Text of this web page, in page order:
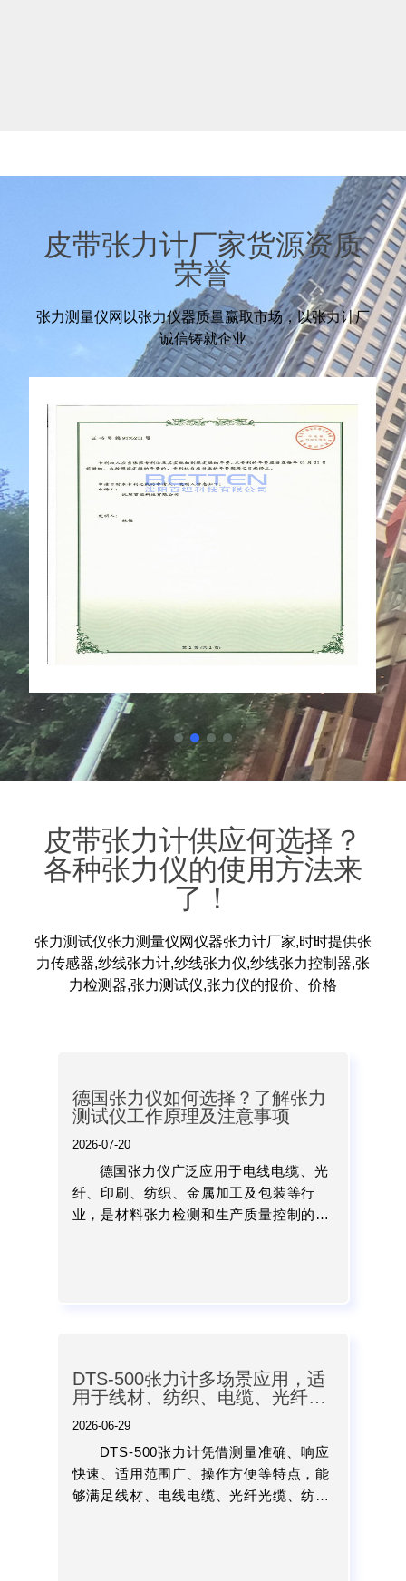
皮带张力计厂家货源资质
荣誉
张力测量仪网以张力仪器质量赢取市场，以张力计厂
诚信铸就企业
皮带张力计供应何选择？
各种张力仪的使用方法来
了！
张力测试仪张力测量仪网仪器张力计厂家,时时提供张
力传感器,纱线张力计,纱线张力仪,纱线张力控制器,张
力检测器,张力测试仪,张力仪的报价、价格
德国张力仪如何选择？了解张力
测试仪工作原理及注意事项
2026-07-20
德国张力仪广泛应用于电线电缆、光
纤、印刷、纺织、金属加工及包装等行
业，是材料张力检测和生产质量控制的重
DTS-500张力计多场景应用，适
用于线材、纺织、电缆、光纤等
张力测量
2026-06-29
DTS-500张力计凭借测量准确、响应
快速、适用范围广、操作方便等特点，能
够满足线材、电线电缆、光纤光缆、纺